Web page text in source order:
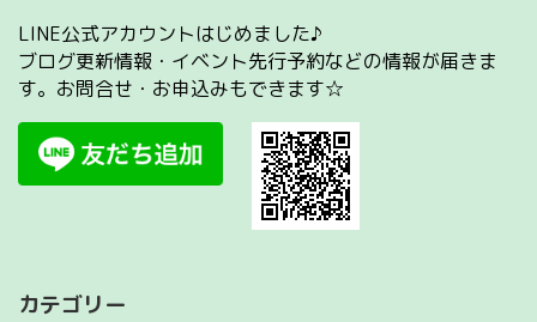
LINE公式アカウントはじめました♪
ブログ更新情報・イベント先行予約などの情報が届きま
す。お問合せ・お申込みもできます☆
カテゴリー